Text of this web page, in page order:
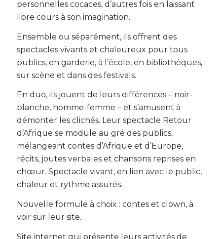
personnelles cocaces, d’autres fois en laissant
libre cours à son imagination.
Ensemble ou séparément, ils offrent des
spectacles vivants et chaleureux pour tous
publics, en garderie, à l’école, en bibliothèques,
sur scène et dans des festivals.
En duo, ils jouent de leurs différences – noir-
blanche, homme-femme – et s’amusent à
démonter les clichés. Leur spectacle Retour
d’Afrique se module au gré des publics,
mélangeant contes d’Afrique et d’Europe,
récits, joutes verbales et chansons reprises en
chœur. Spectacle vivant, en lien avec le public,
chaleur et rythme assurés.
Nouvelle formule à choix : contes et clown, à
voir sur leur site.
Site internet qui présente leurs activités de